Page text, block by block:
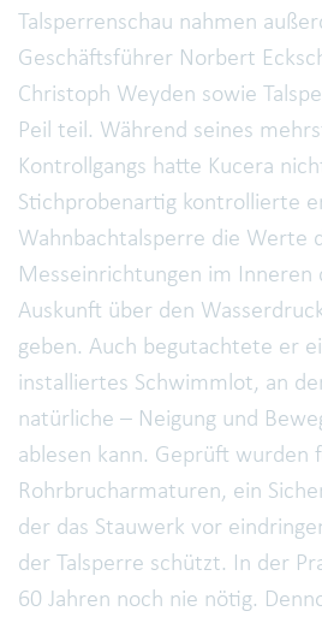
Talsperrenschau nahmen
Geschäftsführer Norbert
Christoph Weyden sowie
Peil teil. Während seines
Kontrollgangs hatte Kucera
Stichprobenartig kontrollierte
Wahnbachtalsperre die Werte
Messeinrichtungen im Inneren
Auskunft über den
geben. Auch begutachtete er
installiertes Schwimmlot, an
natürliche – Neigung und
ablesen kann. Geprüft wurden
Rohrbrucharmaturen, ein
der das Stauwerk vor
der Talsperre schützt. In der
60 Jahren noch nie nötig.